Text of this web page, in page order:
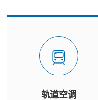
轨道空调